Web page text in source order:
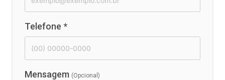
Telefone *
Mensagem (Opcional)